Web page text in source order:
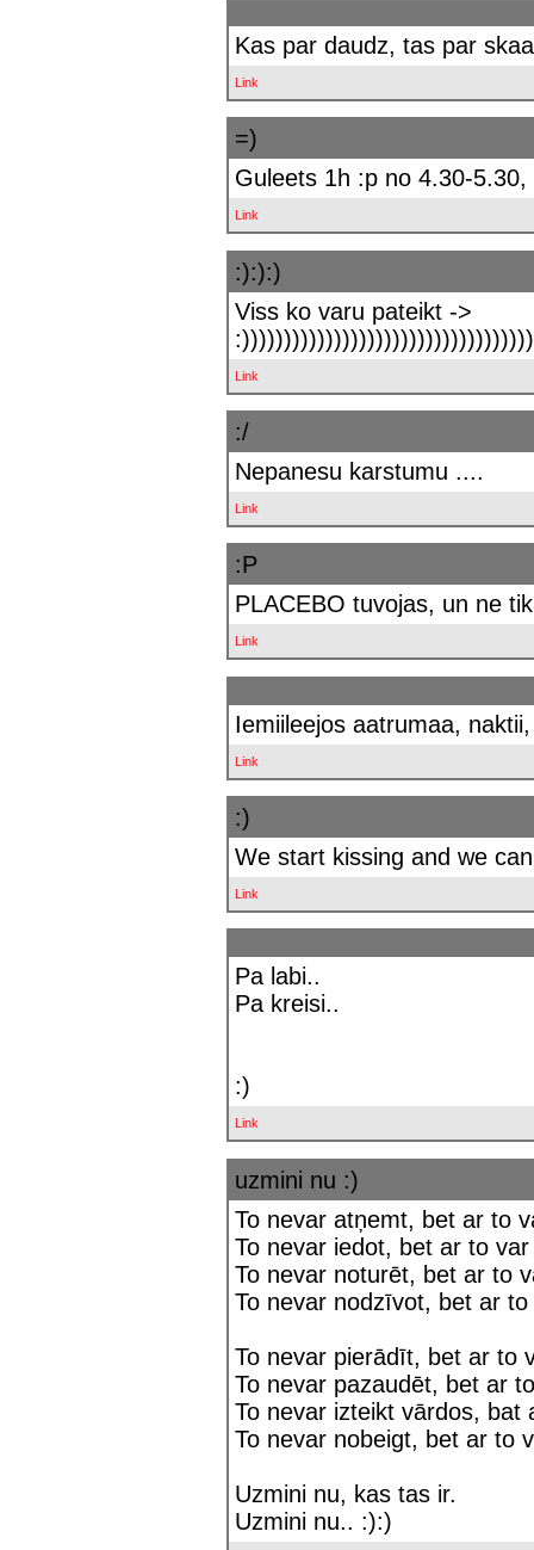
Kas par daudz, tas par
Link
=)
Guleets 1h :p no 4.30-
Link
:):):)
Viss ko varu pateikt ->
Link
:/
Nepanesu karstumu ....
Link
:P
PLACEBO tuvojas, un ne
Link
Iemiileejos aatrumaa,
Link
:)
We start kissing and we
Link
Pa labi..
Pa kreisi..
:)
Link
uzmini nu :)
To nevar atņemt, bet ar to
To nevar iedot, bet ar to
To nevar noturēt, bet ar to
To nevar nodzīvot, bet ar
To nevar pierādīt, bet ar to
To nevar pazaudēt, bet ar
To nevar izteikt vārdos, bat
To nevar nobeigt, bet ar to
Uzmini nu, kas tas ir.
Uzmini nu.. :):)